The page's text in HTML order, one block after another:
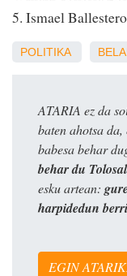
5. Ismael
POLITIKA
ATARIA ez da
baten ahotsa
babesa behar
behar du
esku artean:
harpidedun berri
EGIN